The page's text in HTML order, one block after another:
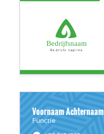
Bedrijfsnaam
Bedrijfs tagline
Functie
Voornaam Achternaam